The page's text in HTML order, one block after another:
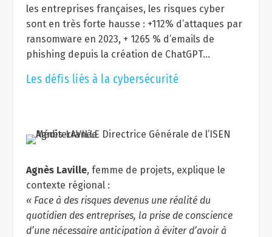
les entreprises françaises, les risques cyber
sont en très forte hausse : +112% d’attaques par
ransomware en 2023, + 1265 % d’emails de
phishing depuis la création de ChatGPT…
Les défis liés à la cybersécurité
Agnès Laville, femme de projets, explique le
contexte régional :
« Face à des risques devenus une réalité du
quotidien des entreprises, la prise de conscience
d’une nécessaire anticipation à éviter d’avoir à